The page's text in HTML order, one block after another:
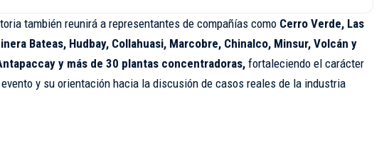
también reunirá a representantes de compañías como Cerro Verde, Las
Bateas, Hudbay, Collahuasi, Marcobre, Chinalco, Minsur, Volcán y
y más de 30 plantas concentradoras, fortaleciendo el carácter
y su orientación hacia la discusión de casos reales de la industria